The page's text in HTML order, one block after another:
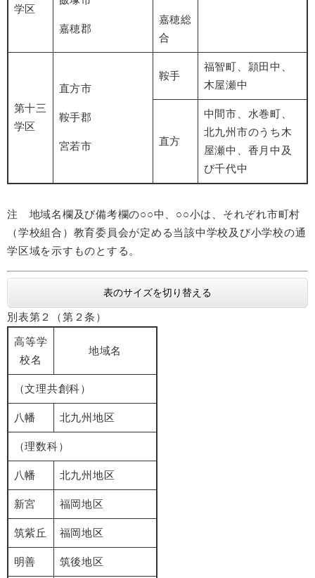
学区
嘉穂郡
嘉穂総
合
第十三
学区
直方市
鞍手郡
宮若市
鞍手
福智町、頴田中、
木屋瀬中
直方
中間市、水巻町、
北九州市のうち木
屋瀬中、香月中及
び千代中
注 地域名欄及び備考欄の○○中、○○小は、それぞれ市町村
（学校組合）教育委員会が定める当該中学校及び小学校の通
学区域を示すものとする。
表のサイズを切り替える
別表第２（第２条）
高等学
校名
地域名
（文理共創科）
八幡 北九州地区
（理数科）
八幡 北九州地区
新宮 福岡地区
筑紫丘 福岡地区
明善 筑後地区